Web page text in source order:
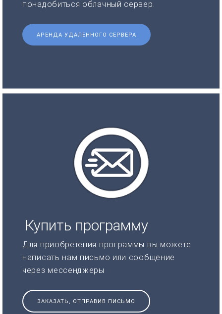
понадобиться облачный сервер.
АРЕНДА УДАЛЕННОГО СЕРВЕРА
Купить программу
Для приобретения программы вы можете
написать нам письмо или сообщение
через мессенджеры
ЗАКАЗАТЬ, ОТПРАВИВ ПИСЬМО